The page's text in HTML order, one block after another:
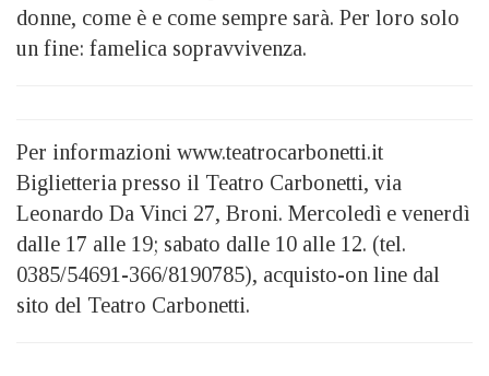
donne, come è e come sempre sarà. Per loro solo
un fine: famelica sopravvivenza.
Per informazioni www.teatrocarbonetti.it
Biglietteria presso il Teatro Carbonetti, via
Leonardo Da Vinci 27, Broni. Mercoledì e venerdì
dalle 17 alle 19; sabato dalle 10 alle 12. (tel.
0385/54691-366/8190785), acquisto-on line dal
sito del Teatro Carbonetti.